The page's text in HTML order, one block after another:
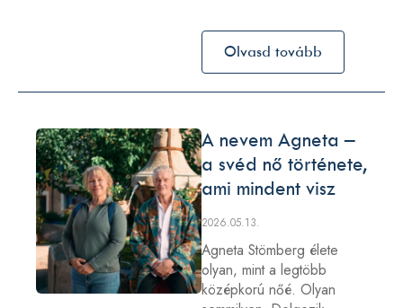
Olvasd tovább
A nevem Agneta –
a svéd nő története,
ami mindent visz
2026.05.13.
Agneta Stömberg élete
olyan, mint a legtöbb
középkorú nőé. Olyan